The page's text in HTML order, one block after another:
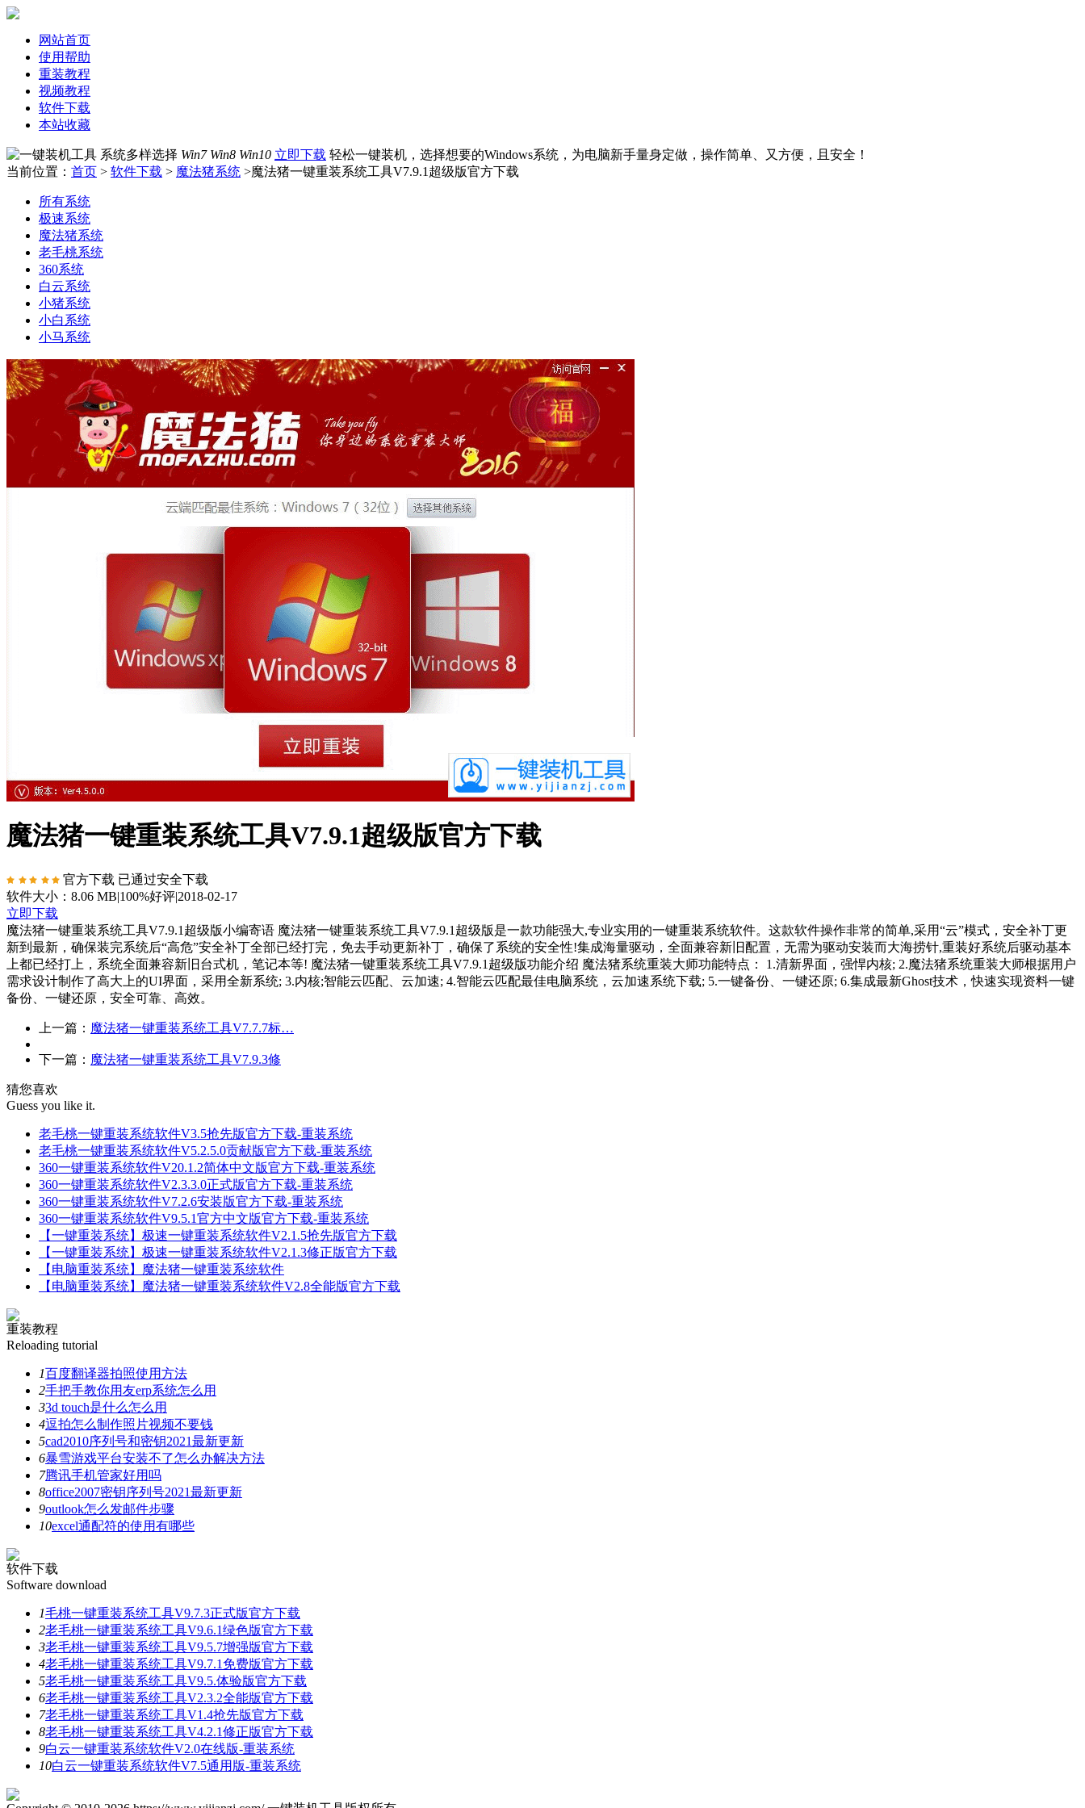
网站首页
使用帮助
重装教程
视频教程
软件下载
本站收藏
系统多样选择 Win7 Win8 Win10 立即下载 轻松一键装机，选择想要的Windows系统，为电脑新手量身定做，操作简单、又方便，且安全！
当前位置： 首页 > 软件下载 > 魔法猪系统 >魔法猪一键重装系统工具V7.9.1超级版官方下载
所有系统
极速系统
魔法猪系统
老毛桃系统
360系统
白云系统
小猪系统
小白系统
小马系统
魔法猪一键重装系统工具V7.9.1超级版官方下载
官方下载 已通过安全下载
软件大小：8.06 MB|100%好评|2018-02-17
立即下载
魔法猪一键重装系统工具V7.9.1超级版小编寄语 魔法猪一键重装系统工具V7.9.1超级版是一款功能强大,专业实用的一键重装系统软件。这款软件操作非常的简单,采用“云”模式，安全补丁更
新到最新，确保装完系统后“高危”安全补丁全部已经打完，免去手动更新补丁，确保了系统的安全性!集成海量驱动，全面兼容新旧配置，无需为驱动安装而大海捞针,重装好系统后驱动基本
上都已经打上，系统全面兼容新旧台式机，笔记本等! 魔法猪一键重装系统工具V7.9.1超级版功能介绍 魔法猪系统重装大师功能特点： 1.清新界面，强悍内核; 2.魔法猪系统重装大师根据用户
需求设计制作了高大上的UI界面，采用全新系统; 3.内核;智能云匹配、云加速; 4.智能云匹配最佳电脑系统，云加速系统下载; 5.一键备份、一键还原; 6.集成最新Ghost技术，快速实现资料一键
备份、一键还原，安全可靠、高效。
上一篇： 魔法猪一键重装系统工具V7.7.7标…
下一篇： 魔法猪一键重装系统工具V7.9.3修
猜您喜欢
Guess you like it.
老毛桃一键重装系统软件V3.5抢先版官方下载-重装系统
老毛桃一键重装系统软件V5.2.5.0贡献版官方下载-重装系统
360一键重装系统软件V20.1.2简体中文版官方下载-重装系统
360一键重装系统软件V2.3.3.0正式版官方下载-重装系统
360一键重装系统软件V7.2.6安装版官方下载-重装系统
360一键重装系统软件V9.5.1官方中文版官方下载-重装系统
【一键重装系统】极速一键重装系统软件V2.1.5抢先版官方下载
【一键重装系统】极速一键重装系统软件V2.1.3修正版官方下载
【电脑重装系统】魔法猪一键重装系统软件
【电脑重装系统】魔法猪一键重装系统软件V2.8全能版官方下载
重装教程
Reloading tutorial
1百度翻译器拍照使用方法
2手把手教你用友erp系统怎么用
33d touch是什么怎么用
4逗拍怎么制作照片视频不要钱
5cad2010序列号和密钥2021最新更新
6暴雪游戏平台安装不了怎么办解决方法
7腾讯手机管家好用吗
8office2007密钥序列号2021最新更新
9outlook怎么发邮件步骤
10excel通配符的使用有哪些
软件下载
Software download
1毛桃一键重装系统工具V9.7.3正式版官方下载
2老毛桃一键重装系统工具V9.6.1绿色版官方下载
3老毛桃一键重装系统工具V9.5.7增强版官方下载
4老毛桃一键重装系统工具V9.7.1免费版官方下载
5老毛桃一键重装系统工具V9.5.体验版官方下载
6老毛桃一键重装系统工具V2.3.2全能版官方下载
7老毛桃一键重装系统工具V1.4抢先版官方下载
8老毛桃一键重装系统工具V4.2.1修正版官方下载
9白云一键重装系统软件V2.0在线版-重装系统
10白云一键重装系统软件V7.5通用版-重装系统